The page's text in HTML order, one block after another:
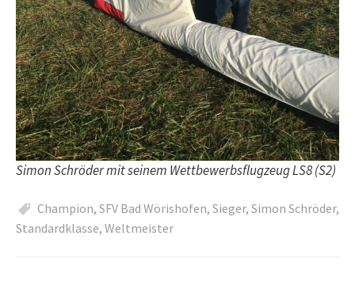
Simon Schröder mit seinem Wettbewerbsflugzeug LS8 (S2)
Champion, SFV Bad Wörishofen, Sieger, Simon Schröder,
Standardklasse, Weltmeister